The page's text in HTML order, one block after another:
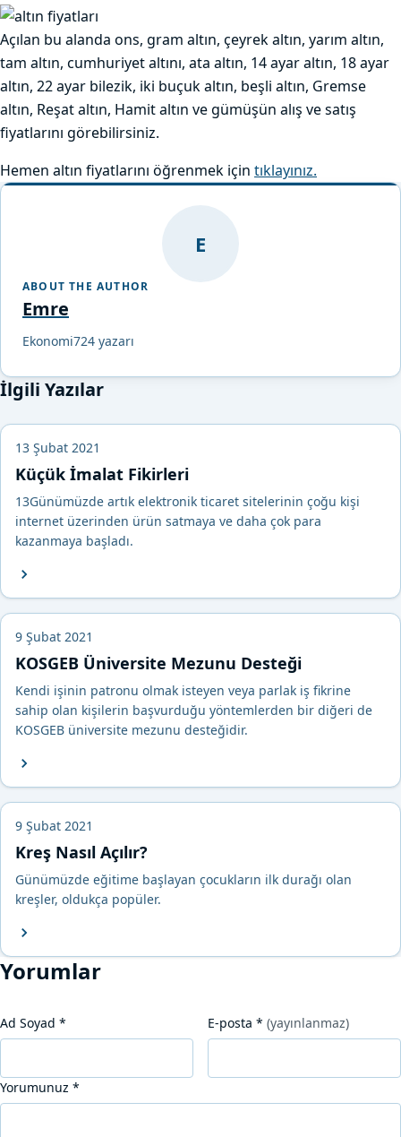
Açılan bu alanda ons, gram altın, çeyrek altın, yarım altın,
tam altın, cumhuriyet altını, ata altın, 14 ayar altın, 18 ayar
altın, 22 ayar bilezik, iki buçuk altın, beşli altın, Gremse
altın, Reşat altın, Hamit altın ve gümüşün alış ve satış
fiyatlarını görebilirsiniz.
Hemen altın fiyatlarını öğrenmek için tıklayınız.
E
ABOUT THE AUTHOR
Emre
Ekonomi724 yazarı
İlgili Yazılar
13 Şubat 2021
Küçük İmalat Fikirleri
13Günümüzde artık elektronik ticaret sitelerinin çoğu kişi
internet üzerinden ürün satmaya ve daha çok para
kazanmaya başladı.
9 Şubat 2021
KOSGEB Üniversite Mezunu Desteği
Kendi işinin patronu olmak isteyen veya parlak iş fikrine
sahip olan kişilerin başvurduğu yöntemlerden bir diğeri de
KOSGEB üniversite mezunu desteğidir.
9 Şubat 2021
Kreş Nasıl Açılır?
Günümüzde eğitime başlayan çocukların ilk durağı olan
kreşler, oldukça popüler.
Yorumlar
Ad Soyad * E-posta * (yayınlanmaz)
Yorumunuz *